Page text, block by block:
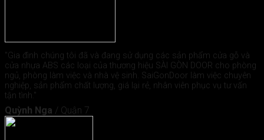
"Gia đình chúng tôi đã và đang sử dụng các sản phẩm cửa gỗ và
cửa nhựa ABS các loại của thương hiệu SÀI GÒN DOOR cho phòng
ngủ, phòng làm việc và nhà vệ sinh. SaiGonDoor làm việc chuyên
nghiệp, sản phẩm chất lượng, giá lại rẻ, nhân viên phục vụ tư vấn
tận tình."
Quỳnh Nga / Quận 7